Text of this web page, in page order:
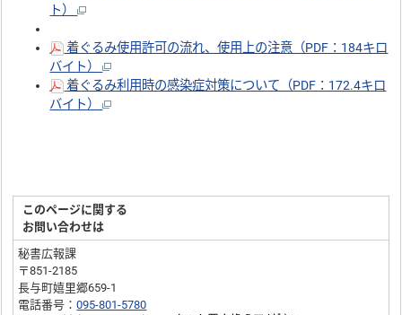
ト）
着ぐるみ使用許可の流れ、使用上の注意（PDF：184キロ
バイト）
着ぐるみ利用時の感染症対策について（PDF：172.4キロ
バイト）
このページに関する
お問い合わせは
秘書広報課
〒851-2185
長与町嬉里郷659-1
電話番号：095-801-5780